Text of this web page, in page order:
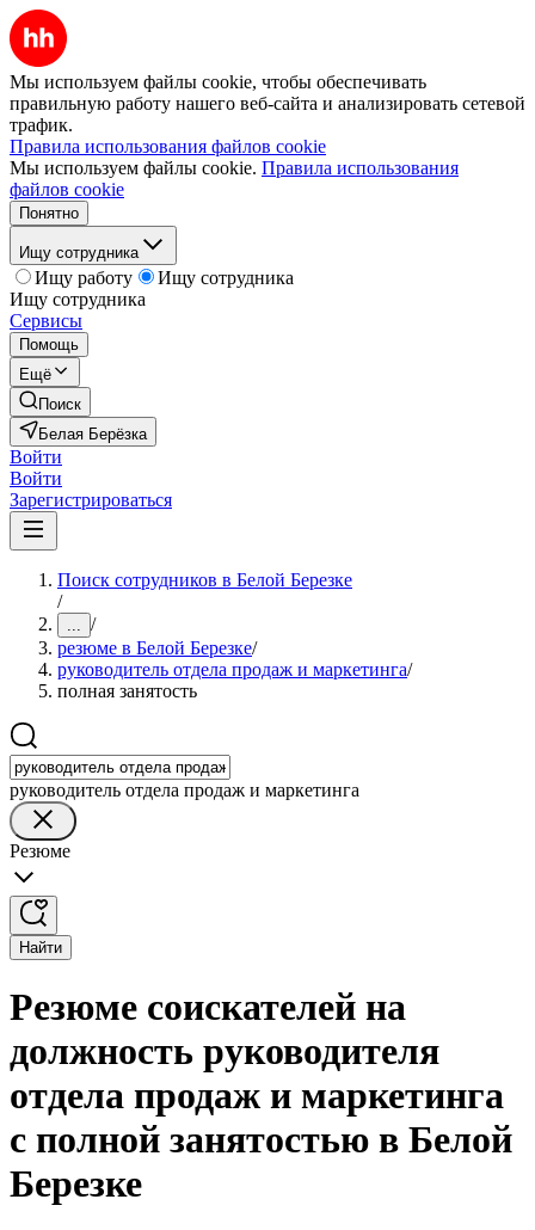
Мы используем файлы cookie, чтобы обеспечивать
правильную работу нашего веб-сайта и анализировать сетевой
трафик.
Правила использования файлов cookie
Мы используем файлы cookie. Правила использования
файлов cookie
Понятно
Ищу сотрудника
Ищу работу
Ищу сотрудника
Ищу сотрудника
Сервисы
Помощь
Ещё
Поиск
Белая Берёзка
Войти
Войти
Зарегистрироваться
Поиск сотрудников в Белой Березке
/
... /
резюме в Белой Березке/
руководитель отдела продаж и маркетинга/
полная занятость
руководитель отдела продаж и маркетинга
Резюме
Найти
Резюме соискателей на
должность руководителя
отдела продаж и маркетинга
с полной занятостью в Белой
Березке